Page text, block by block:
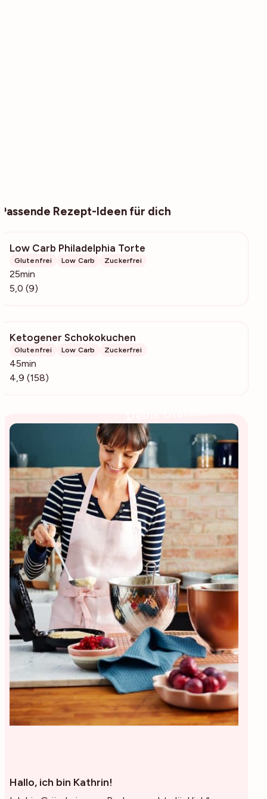
Passende Rezept-Ideen für dich
Low Carb Philadelphia Torte
Glutenfrei Low Carb Zuckerfrei
25min
5,0 (9)
Ketogener Schokokuchen
Glutenfrei Low Carb Zuckerfrei
45min
4,9 (158)
Hallo, ich bin Kathrin!